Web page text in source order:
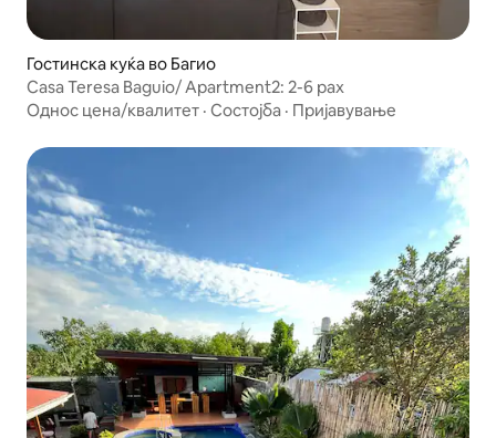
Гостинска куќа во Багио
Casa Teresa Baguio/ Apartment2: 2-6 pax
Однос цена/квалитет · Состојба · Пријавување